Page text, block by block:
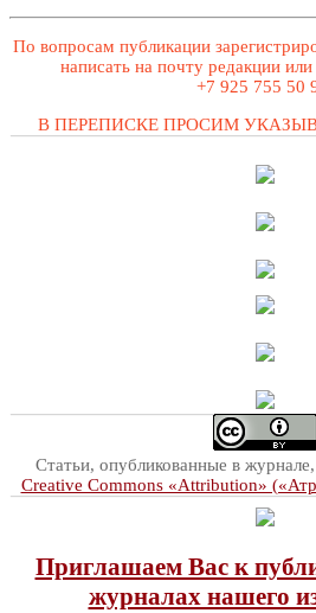
По вопросам публикации
написать на почту редакции
+7 925 755 50
В ПЕРЕПИСКЕ ПРОСИМ
Статьи, опубликованные в
Creative Commons «Attribution»
Приглашаем Вас к
журналах нашего